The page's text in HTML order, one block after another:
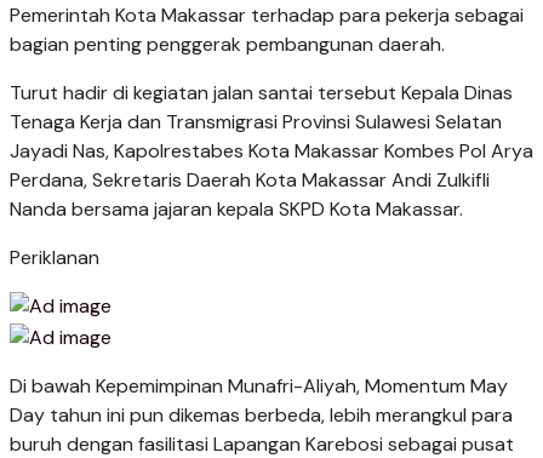
Pemerintah Kota Makassar terhadap para pekerja sebagai
bagian penting penggerak pembangunan daerah.
Turut hadir di kegiatan jalan santai tersebut Kepala Dinas
Tenaga Kerja dan Transmigrasi Provinsi Sulawesi Selatan
Jayadi Nas, Kapolrestabes Kota Makassar Kombes Pol Arya
Perdana, Sekretaris Daerah Kota Makassar Andi Zulkifli
Nanda bersama jajaran kepala SKPD Kota Makassar.
Periklanan
Di bawah Kepemimpinan Munafri-Aliyah, Momentum May
Day tahun ini pun dikemas berbeda, lebih merangkul para
buruh dengan fasilitasi Lapangan Karebosi sebagai pusat